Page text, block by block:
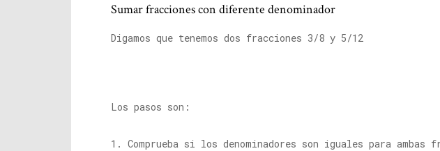
Sumar fracciones con diferente denominador
Digamos que tenemos dos fracciones 3/8 y 5/12
Los pasos son:
1. Comprueba si los denominadores son iguales para